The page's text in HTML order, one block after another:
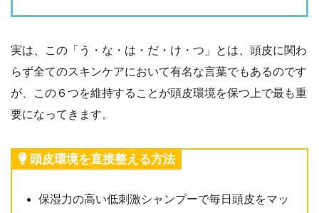
実は、この「う・な・は・だ・け・つ」とは、頭皮に関わ
らず全てのスキンケアにおいて有名な言葉でもあるのです
が、この６つを維持することが頭皮環境を保つ上で最も重
要になってきます。
頭皮環境を直接整える方法
保湿力の高い低刺激シャンプーで毎日頭皮をマッ